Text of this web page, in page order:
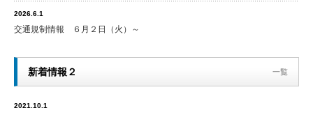
2026.6.1
交通規制情報 ６月２日（火）～
新着情報２ 一覧
2021.10.1